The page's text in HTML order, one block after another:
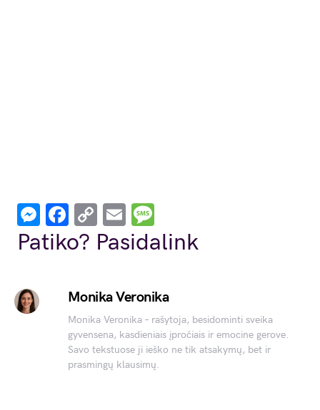
Messenger
Facebook
Copy
Link
Email
Patiko? Pasidalink
Monika Veronika
Monika Veronika – rašytoja, besidominti sveika
gyvensena, kasdieniais įpročiais ir emocine gerove.
Savo tekstuose ji ieško ne tik atsakymų, bet ir
prasmingų klausimų.